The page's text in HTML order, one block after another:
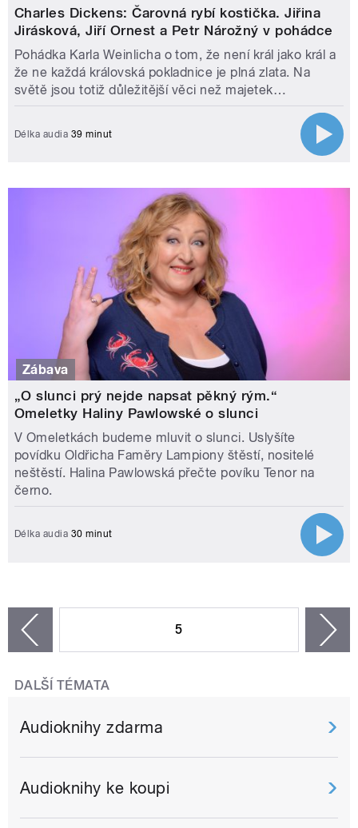
Charles Dickens: Čarovná rybí kostička. Jiřina
Jirásková, Jiří Ornest a Petr Nárožný v pohádce
Pohádka Karla Weinlicha o tom, že není král jako král a
že ne každá královská pokladnice je plná zlata. Na
světě jsou totiž důležitější věci než majetek…
Délka audia 39 minut
Zábava
„O slunci prý nejde napsat pěkný rým.“
Omeletky Haliny Pawlowské o slunci
V Omeletkách budeme mluvit o slunci. Uslyšíte
povídku Oldřicha Faměry Lampiony štěstí, nositelé
neštěstí. Halina Pawlowská přečte povíku Tenor na
černo.
Délka audia 30 minut
5
DALŠÍ TÉMATA
Audioknihy zdarma
Audioknihy ke koupi